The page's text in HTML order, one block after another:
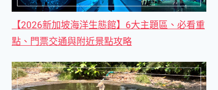
【2026新加坡海洋生態館】6大主題區、必看重
點、門票交通與附近景點攻略